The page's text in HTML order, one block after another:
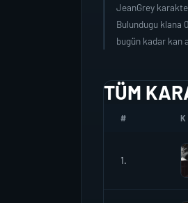
JeanGrey
Bulundugu klana
bugün kadar kan
TÜM
# K
1.